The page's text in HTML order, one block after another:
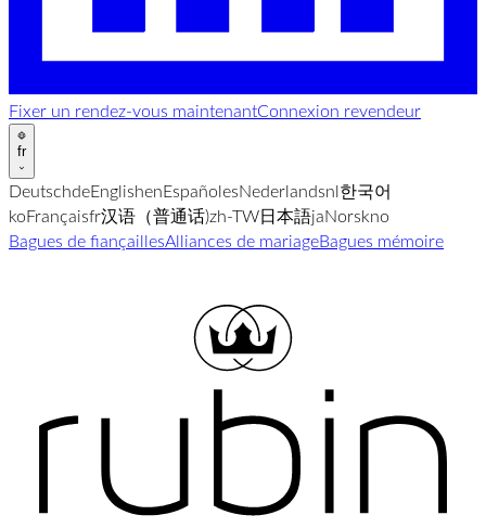
Fixer un rendez-vous maintenantConnexion revendeur
fr
DeutschdeEnglishenEspañolesNederlandsnl한국어
koFrançaisfr汉语（普通话)zh-TW日本語jaNorskno
Bagues de fiançaillesAlliances de mariageBagues mémoire